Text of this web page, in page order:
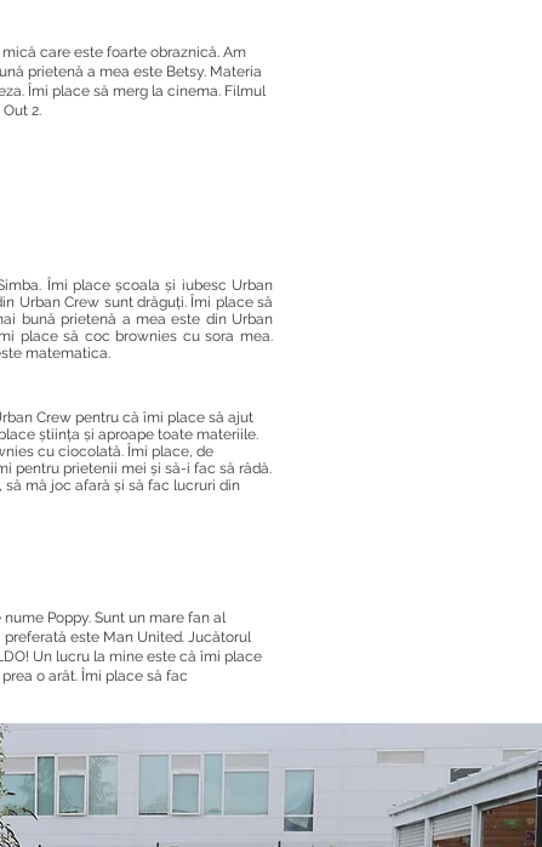
care este foarte obraznică. Am
prietenă a mea este Betsy. Materia
Îmi place să merg la cinema. Filmul
2.
Îmi place școala și iubesc Urban
Urban Crew sunt drăguți. Îmi place să
bună prietenă a mea este din Urban
place să coc brownies cu sora mea.
matematica.
Crew pentru că îmi place să ajut
știința și aproape toate materiile.
cu ciocolată. Îmi place, de
pentru prietenii mei și să-i fac să râdă.
să mă joc afară și să fac lucruri din
Poppy. Sunt un mare fan al
este Man United. Jucătorul
Un lucru la mine este că îmi place
o arăt. Îmi place să fac